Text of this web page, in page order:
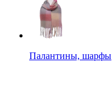
Палантины, шарфы